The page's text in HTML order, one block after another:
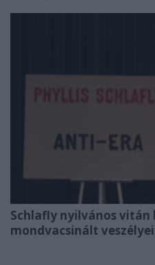
Schlafly nyilvános vitán
mondvacsinált